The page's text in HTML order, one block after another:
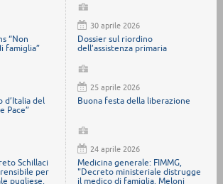
“Non
famiglia”
30 aprile 2026
Dossier sul riordino
dell’assistenza primaria
d’Italia del
Pace”
25 aprile 2026
Buona festa della liberazione
Schillaci
per
pugliese,
24 aprile 2026
Medicina generale: FIMMG,
"Decreto ministeriale distrugge
il medico di famiglia. Meloni